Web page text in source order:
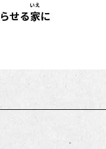
らせる家
いえ
に